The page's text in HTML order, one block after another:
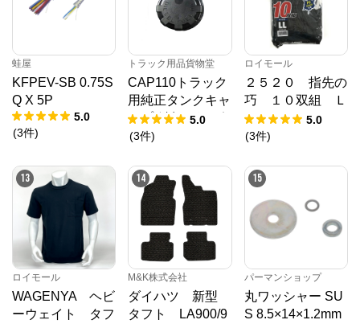
蛙屋
KFPEV-SB 0.75S
Q X 5P
5.0
(3件)
トラック用品貨物堂
CAP110トラック
用純正タンクキャ
ップ(鍵無)ガッポ
アルミタンク用8
5.0
(3件)
ロイモール
２５２０ 指先の
巧 １０双組 Ｌ
Ｌ
5.0
(3件)
13
ロイモール
WAGENYA ヘビ
ーウェイト タフ
14
M&K株式会社
ダイハツ 新型
タフト LA900/9
15
パーマンショップ
丸ワッシャー SU
S 8.5×14×1.2mm